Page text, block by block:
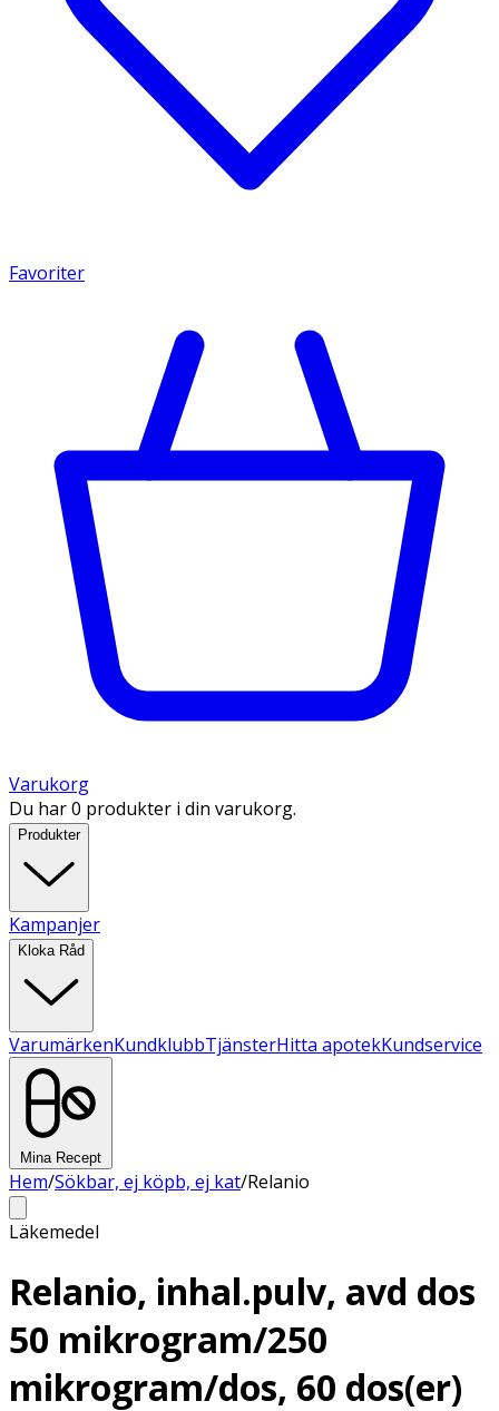
Favoriter
Varukorg
Du har 0 produkter i din varukorg.
Produkter
Kampanjer
Kloka Råd
VarumärkenKundklubbTjänsterHitta apotekKundservice
Mina Recept
Hem/Sökbar, ej köpb, ej kat/Relanio
Läkemedel
Relanio, inhal.pulv, avd dos
50 mikrogram/250
mikrogram/dos, 60 dos(er)